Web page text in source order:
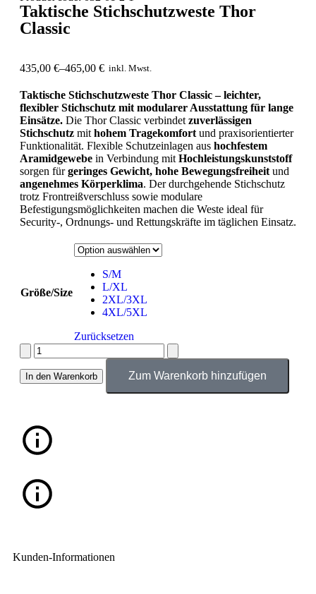
Taktische Stichschutzweste Thor
Classic
435,00 €–465,00 € inkl. Mwst.
Taktische Stichschutzweste Thor Classic – leichter,
flexibler Stichschutz mit modularer Ausstattung für lange
Einsätze. Die Thor Classic verbindet zuverlässigen
Stichschutz mit hohem Tragekomfort und praxisorientierter
Funktionalität. Flexible Schutzeinlagen aus hochfestem
Aramidgewebe in Verbindung mit Hochleistungskunststoff
sorgen fürgeringes Gewicht, hohe Bewegungsfreiheit und
angenehmes Körperklima. Der durchgehende Stichschutz
trotz Frontreißverschluss sowie modulare
Befestigungsmöglichkeiten machen die Weste ideal für
Security-, Ordnungs- und Rettungskräfte im täglichen Einsatz.
Größe/Size
S/M
L/XL
2XL/3XL
4XL/5XL
Zurücksetzen
In den Warenkorb Zum Warenkorb hinzufügen
Kunden-Informationen